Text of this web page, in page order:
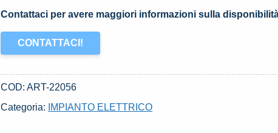
Contattaci per avere maggiori informazioni sulla
CONTATTACI!
COD:ART-22056
Categoria:
IMPIANTO ELETTRICO